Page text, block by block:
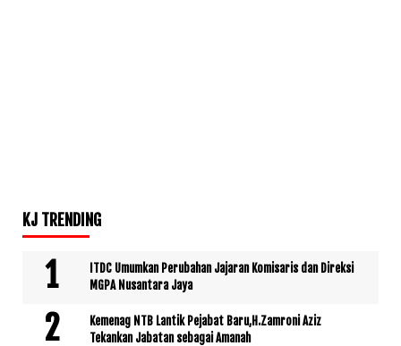
KJ TRENDING
ITDC Umumkan Perubahan Jajaran Komisaris dan Direksi
MGPA Nusantara Jaya
Kemenag NTB Lantik Pejabat Baru,H.Zamroni Aziz
Tekankan Jabatan sebagai Amanah